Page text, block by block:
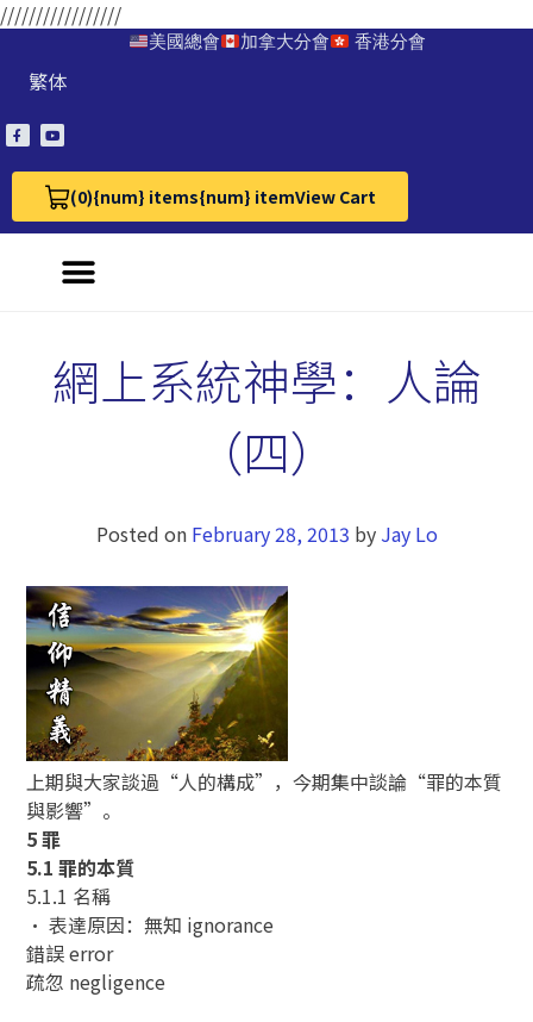
/////////////////
美國總會 加拿大分會 香港分會
繁体
(0)
View Cart 0{num} items{num} itemView Cart
網上系統神學：人論
（四）
Posted on February 28, 2013 by Jay Lo
上期與大家談過“人的構成”，今期集中談論“罪的本質
與影響”。
5 罪
5.1 罪的本質
5.1.1 名稱
• 表達原因：無知 ignorance
錯誤 error
疏忽 negligence